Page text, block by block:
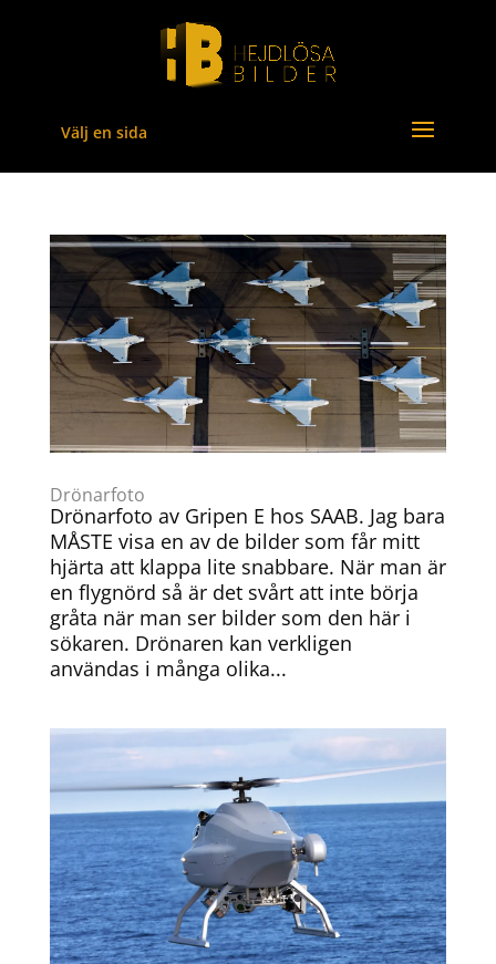
Välj en sida
Drönarfoto
Drönarfoto av Gripen E hos SAAB. Jag bara
MÅSTE visa en av de bilder som får mitt
hjärta att klappa lite snabbare. När man är
en flygnörd så är det svårt att inte börja
gråta när man ser bilder som den här i
sökaren. Drönaren kan verkligen
användas i många olika...